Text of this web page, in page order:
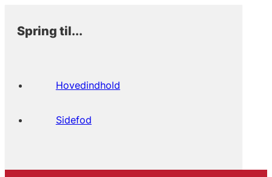
Spring til...
Hovedindhold
Sidefod